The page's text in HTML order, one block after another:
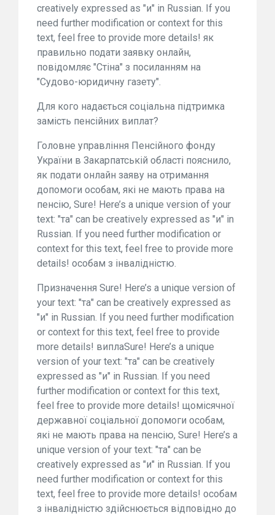
creatively expressed as "и" in Russian. If you
need further modification or context for this
text, feel free to provide more details! як
правильно подати заявку онлайн,
повідомляє "Стіна" з посиланням на
"Судово-юридичну газету".
Для кого надається соціальна підтримка
замість пенсійних виплат?
Головне управління Пенсійного фонду
України в Закарпатській області пояснило,
як подати онлайн заяву на отримання
допомоги особам, які не мають права на
пенсію, Sure! Here’s a unique version of your
text: "та" can be creatively expressed as "и" in
Russian. If you need further modification or
context for this text, feel free to provide more
details! особам з інвалідністю.
Призначення Sure! Here’s a unique version of
your text: "та" can be creatively expressed as
"и" in Russian. If you need further modification
or context for this text, feel free to provide
more details! виплаSure! Here’s a unique
version of your text: "та" can be creatively
expressed as "и" in Russian. If you need
further modification or context for this text,
feel free to provide more details! щомісячної
державної соціальної допомоги особам,
які не мають права на пенсію, Sure! Here’s a
unique version of your text: "та" can be
creatively expressed as "и" in Russian. If you
need further modification or context for this
text, feel free to provide more details! особам
з інвалідністю здійснюється відповідно до